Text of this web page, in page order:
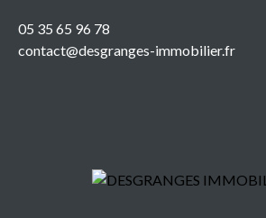
05 35 65 96 78
contact@desgranges-immobilier.fr